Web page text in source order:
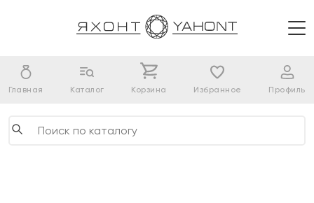
Главная Каталог Корзина Избранное Профиль